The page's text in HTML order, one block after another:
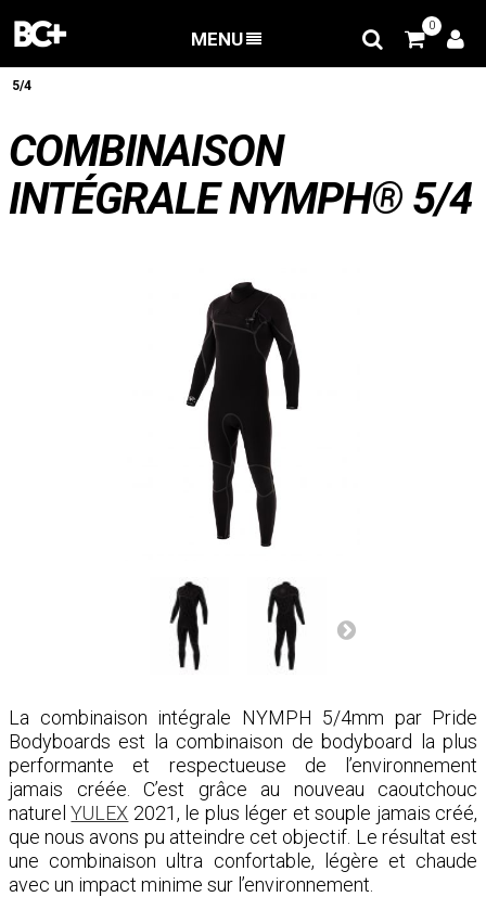
MENU
0
5/4
COMBINAISON
INTÉGRALE NYMPH® 5/4
La combinaison intégrale NYMPH 5/4mm par Pride
Bodyboards est la combinaison de bodyboard la plus
performante et respectueuse de l’environnement
jamais créée. C’est grâce au nouveau caoutchouc
naturelYULEX 2021, le plus léger et souple jamais créé,
que nous avons pu atteindre cet objectif. Le résultat est
une combinaison ultra confortable, légère et chaude
avec un impact minime sur l’environnement.